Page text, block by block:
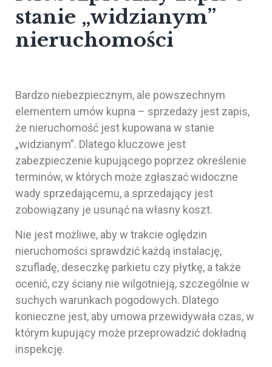
stanie „widzianym”
nieruchomości
Bardzo niebezpiecznym, ale powszechnym
elementem umów kupna – sprzedaży jest zapis,
że nieruchomość jest kupowana w stanie
„widzianym”. Dlatego kluczowe jest
zabezpieczenie kupującego poprzez określenie
terminów, w których może zgłaszać widoczne
wady sprzedającemu, a sprzedający jest
zobowiązany je usunąć na własny koszt.
Nie jest możliwe, aby w trakcie oględzin
nieruchomości sprawdzić każdą instalację,
szufladę, deseczkę parkietu czy płytkę, a także
ocenić, czy ściany nie wilgotnieją, szczególnie w
suchych warunkach pogodowych. Dlatego
konieczne jest, aby umowa przewidywała czas, w
którym kupujący może przeprowadzić dokładną
inspekcję.